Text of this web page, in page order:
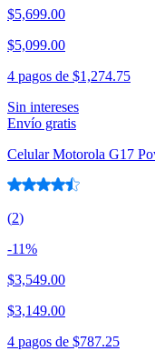
$5,699.00
$5,099.00
4 pagos de $1,274.75
Sin intereses
Envío gratis
Celular Motorola G17
(2)
-11%
$3,549.00
$3,149.00
4 pagos de $787.25